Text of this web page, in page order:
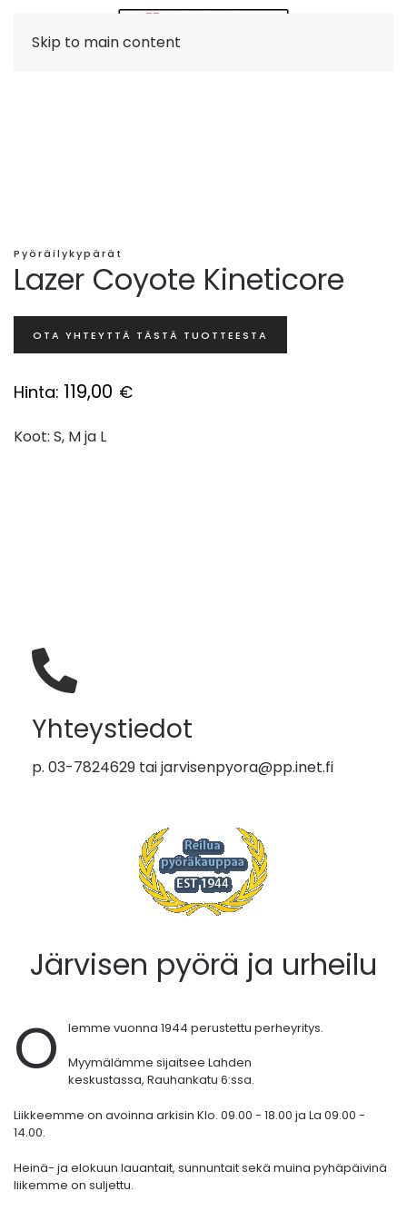
Skip to main content
Pyöräilykypärät
Lazer Coyote Kineticore
OTA YHTEYTTÄ TÄSTÄ TUOTTEESTA
Hinta: 119,00 €
Koot: S, M ja L
Yhteystiedot
p. 03-7824629 taijarvisenpyora@pp.inet.fi
Järvisen pyörä ja urheilu
O
lemme vuonna 1944 perustettu perheyritys.
Myymälämme sijaitsee Lahden
keskustassa, Rauhankatu 6:ssa.
Liikkeemme on avoinna arkisin Klo. 09.00 - 18.00 ja La 09.00 -
14.00.
Heinä- ja elokuun lauantait, sunnuntait sekä muina pyhäpäivinä
liikemme on suljettu.